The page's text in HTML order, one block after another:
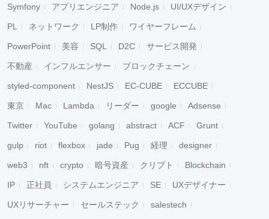
Symfony アプリエンジニア Node.js UI/UXデザイン
PL ネットワーク LP制作 ワイヤーフレーム
PowerPoint 美容 SQL D2C サービス開発
不動産 インフルエンサー ブロックチェーン
styled-component NestJS EC-CUBE ECCUBE
東京 Mac Lambda リーダー google Adsense
Twitter YouTube golang abstract ACF Grunt
gulp riot flexbox jade Pug 経理 designer
web3 nft crypto 暗号資産 クリプト Blockchain
IP 正社員 システムエンジニア SE UXデザイナー
UXリサーチャー セールステック salestech